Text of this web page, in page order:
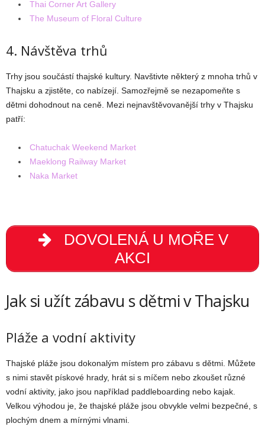
Thai Corner Art Gallery
The Museum of Floral Culture
4. Návštěva trhů
Trhy jsou součástí thajské kultury. Navštivte některý z mnoha trhů v
Thajsku a zjistěte, co nabízejí. Samozřejmě se nezapomeňte s
dětmi dohodnout na ceně. Mezi nejnavštěvovanější trhy v Thajsku
patří:
Chatuchak Weekend Market
Maeklong Railway Market
Naka Market
DOVOLENÁ U MOŘE V
AKCI
Jak si užít zábavu s dětmi v Thajsku
Pláže a vodní aktivity
Thajské pláže jsou dokonalým místem pro zábavu s dětmi. Můžete
s nimi stavět pískové hrady, hrát si s míčem nebo zkoušet různé
vodní aktivity, jako jsou například paddleboarding nebo kajak.
Velkou výhodou je, že thajské pláže jsou obvykle velmi bezpečné, s
plochým dnem a mírnými vlnami.